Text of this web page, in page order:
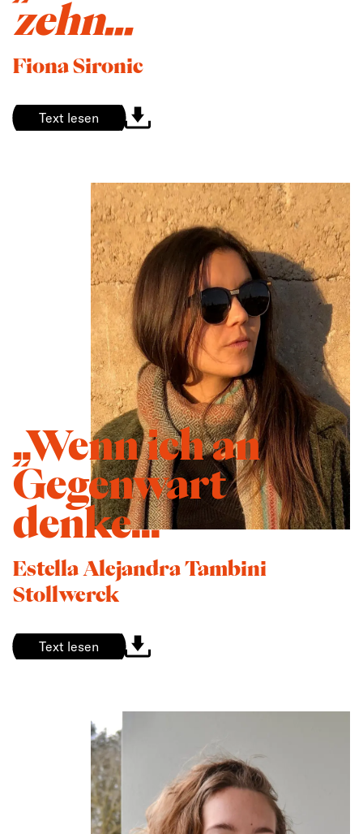
zehn...
Fiona Sironic
Text lesen
„Wenn ich an
Gegenwart
denke...
Estella Alejandra Tambini
Stollwerck
Text lesen